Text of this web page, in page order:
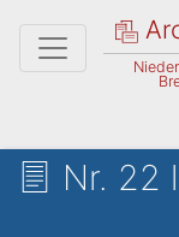
Nr. 22